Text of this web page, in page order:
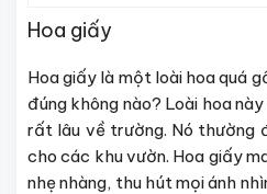
Hoa giấy
Hoa giấy là một loài hoa quá
đúng không nào? Loài hoa
rất lâu về trường. Nó thường
cho các khu vườn. Hoa giấy
nhẹ nhàng, thu hút mọi ánh